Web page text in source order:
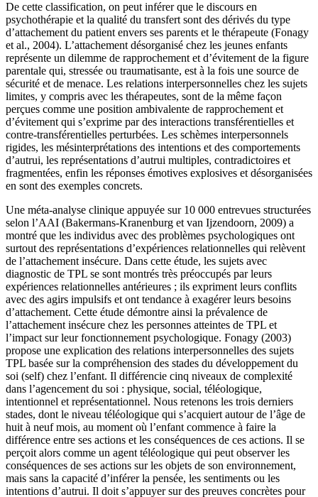
De cette classification, on peut inférer que le discours en
psychothérapie et la qualité du transfert sont des dérivés du type
d’attachement du patient envers ses parents et le thérapeute (Fonagy
et al., 2004). L’attachement désorganisé chez les jeunes enfants
représente un dilemme de rapprochement et d’évitement de la figure
parentale qui, stressée ou traumatisante, est à la fois une source de
sécurité et de menace. Les relations interpersonnelles chez les sujets
limites, y compris avec les thérapeutes, sont de la même façon
perçues comme une position ambivalente de rapprochement et
d’évitement qui s’exprime par des interactions transférentielles et
contre-transférentielles perturbées. Les schèmes interpersonnels
rigides, les mésinterprétations des intentions et des comportements
d’autrui, les représentations d’autrui multiples, contradictoires et
fragmentées, enfin les réponses émotives explosives et désorganisées
en sont des exemples concrets.
Une méta-analyse clinique appuyée sur 10 000 entrevues structurées
selon l’AAI (Bakermans-Kranenburg et van Ijzendoorn, 2009) a
montré que les individus avec des problèmes psychologiques ont
surtout des représentations d’expériences relationnelles qui relèvent
de l’attachement insécure. Dans cette étude, les sujets avec
diagnostic de TPL se sont montrés très préoccupés par leurs
expériences relationnelles antérieures ; ils expriment leurs conflits
avec des agirs impulsifs et ont tendance à exagérer leurs besoins
d’attachement. Cette étude démontre ainsi la prévalence de
l’attachement insécure chez les personnes atteintes de TPL et
l’impact sur leur fonctionnement psychologique. Fonagy (2003)
propose une explication des relations interpersonnelles des sujets
TPL basée sur la compréhension des stades du développement du
soi (self) chez l’enfant. Il différencie cinq niveaux de complexité
dans l’agencement du soi : physique, social, téléologique,
intentionnel et représentationnel. Nous retenons les trois derniers
stades, dont le niveau téléologique qui s’acquiert autour de l’âge de
huit à neuf mois, au moment où l’enfant commence à faire la
différence entre ses actions et les conséquences de ces actions. Il se
perçoit alors comme un agent téléologique qui peut observer les
conséquences de ses actions sur les objets de son environnement,
mais sans la capacité d’inférer la pensée, les sentiments ou les
intentions d’autrui. Il doit s’appuyer sur des preuves concrètes pour